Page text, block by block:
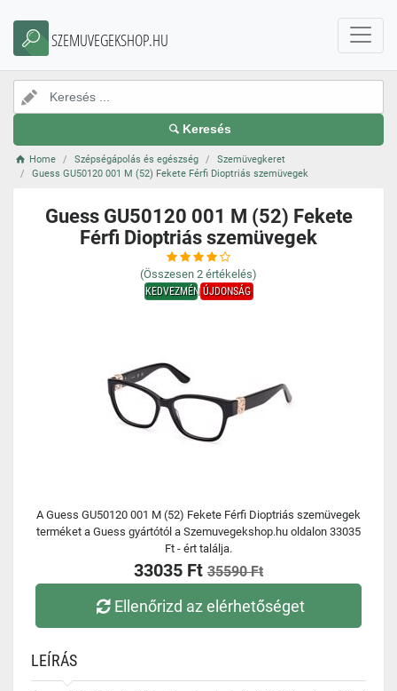
SZEMUVEGEKSHOP.HU
Keresés
Home Szépségápolás és egészség
Szemüvegkeret
Guess GU50120 001 M (52) Fekete Férfi Dioptriás szemüvegek
Guess GU50120 001 M (52) Fekete
Férfi Dioptriás szemüvegek
(Összesen 2 értékelés)
KEDVEZMÉNYÚJDONSÁG
A Guess GU50120 001 M (52) Fekete Férfi Dioptriás szemüvegek
terméket a Guess gyártótól a Szemuvegekshop.hu oldalon 33035
Ft - ért találja.
33035 Ft 35590 Ft
Ellenőrizd az elérhetőséget
LEÍRÁS